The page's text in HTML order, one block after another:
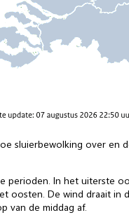
sluierbewolking over en
perioden. In het uiterste
oosten. De wind draait
van de middag af.